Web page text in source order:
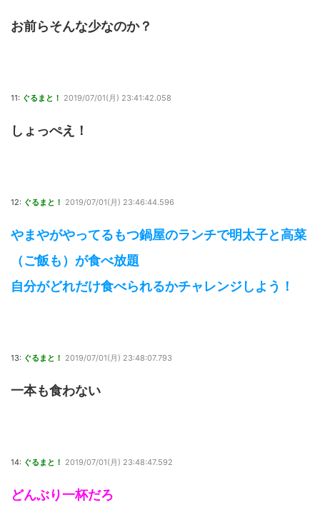
お前らそんな少なのか？
11: ぐるまと！ 2019/07/01(月) 23:41:42.058
しょっぺえ！
12: ぐるまと！ 2019/07/01(月) 23:46:44.596
やまやがやってるもつ鍋屋のランチで明太子と高菜
（ご飯も）が食べ放題
自分がどれだけ食べられるかチャレンジしよう！
13: ぐるまと！ 2019/07/01(月) 23:48:07.793
一本も食わない
14: ぐるまと！ 2019/07/01(月) 23:48:47.592
どんぶり一杯だろ